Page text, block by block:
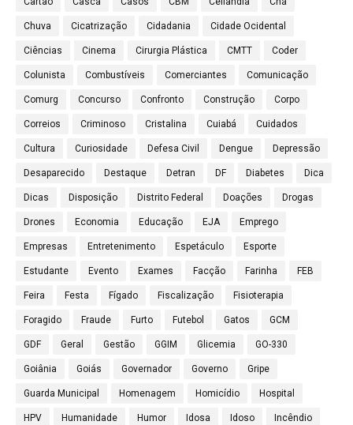
Chuva Cicatrização Cidadania Cidade Ocidental
Ciências Cinema Cirurgia Plástica CMTT Coder
Colunista Combustíveis Comerciantes Comunicação
Comurg Concurso Confronto Construção Corpo
Correios Criminoso Cristalina Cuiabá Cuidados
Cultura Curiosidade Defesa Civil Dengue Depressão
Desaparecido Destaque Detran DF Diabetes Dica
Dicas Disposição Distrito Federal Doações Drogas
Drones Economia Educação EJA Emprego
Empresas Entretenimento Espetáculo Esporte
Estudante Evento Exames Facção Farinha FEB
Feira Festa Fígado Fiscalização Fisioterapia
Foragido Fraude Furto Futebol Gatos GCM
GDF Geral Gestão GGIM Glicemia GO-330
Goiânia Goiás Governador Governo Gripe
Guarda Municipal Homenagem Homicídio Hospital
HPV Humanidade Humor Idosa Idoso Incêndio